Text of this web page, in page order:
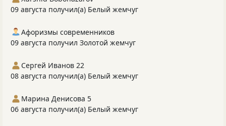
09 августа получил(а) Белый жемчуг
Афоризмы современников
09 августа получил Золотой жемчуг
Сергей Иванов 22
08 августа получил(а) Белый жемчуг
Марина Денисова 5
06 августа получил(а) Белый жемчуг